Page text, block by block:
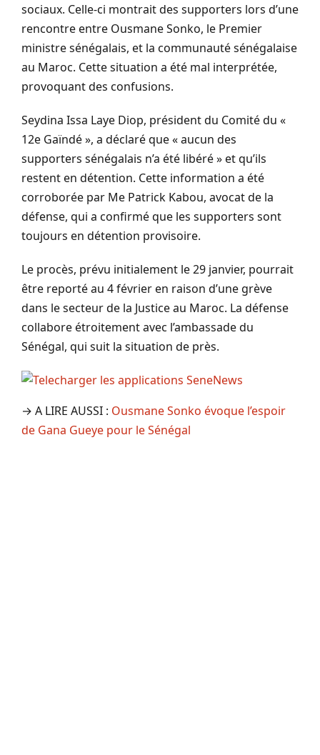
sociaux. Celle-ci montrait des supporters lors d’une
rencontre entre Ousmane Sonko, le Premier
ministre sénégalais, et la communauté sénégalaise
au Maroc. Cette situation a été mal interprétée,
provoquant des confusions.
Seydina Issa Laye Diop, président du Comité du «
12e Gaïndé », a déclaré que « aucun des
supporters sénégalais n’a été libéré » et qu’ils
restent en détention. Cette information a été
corroborée par Me Patrick Kabou, avocat de la
défense, qui a confirmé que les supporters sont
toujours en détention provisoire.
Le procès, prévu initialement le 29 janvier, pourrait
être reporté au 4 février en raison d’une grève
dans le secteur de la Justice au Maroc. La défense
collabore étroitement avec l’ambassade du
Sénégal, qui suit la situation de près.
→ A LIRE AUSSI : Ousmane Sonko évoque l’espoir
de Gana Gueye pour le Sénégal